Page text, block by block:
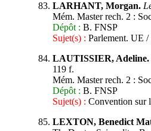
LARHANT, Morgan.
Mém. Master rech. 2 :
Dépôt : B. FNSP
Sujet(s) : Parlement. UE
LAUTISSIER, Adeline.
119 f.
Mém. Master rech. 2 :
Dépôt : B. FNSP
Sujet(s) : Convention sur
LEXTON, Benedict